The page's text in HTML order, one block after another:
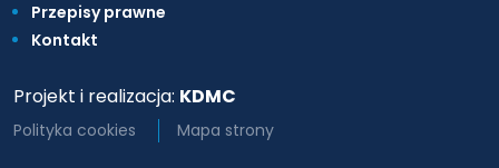
Przepisy prawne
Kontakt
Projekt i realizacja: KDMC
Polityka cookies Mapa strony